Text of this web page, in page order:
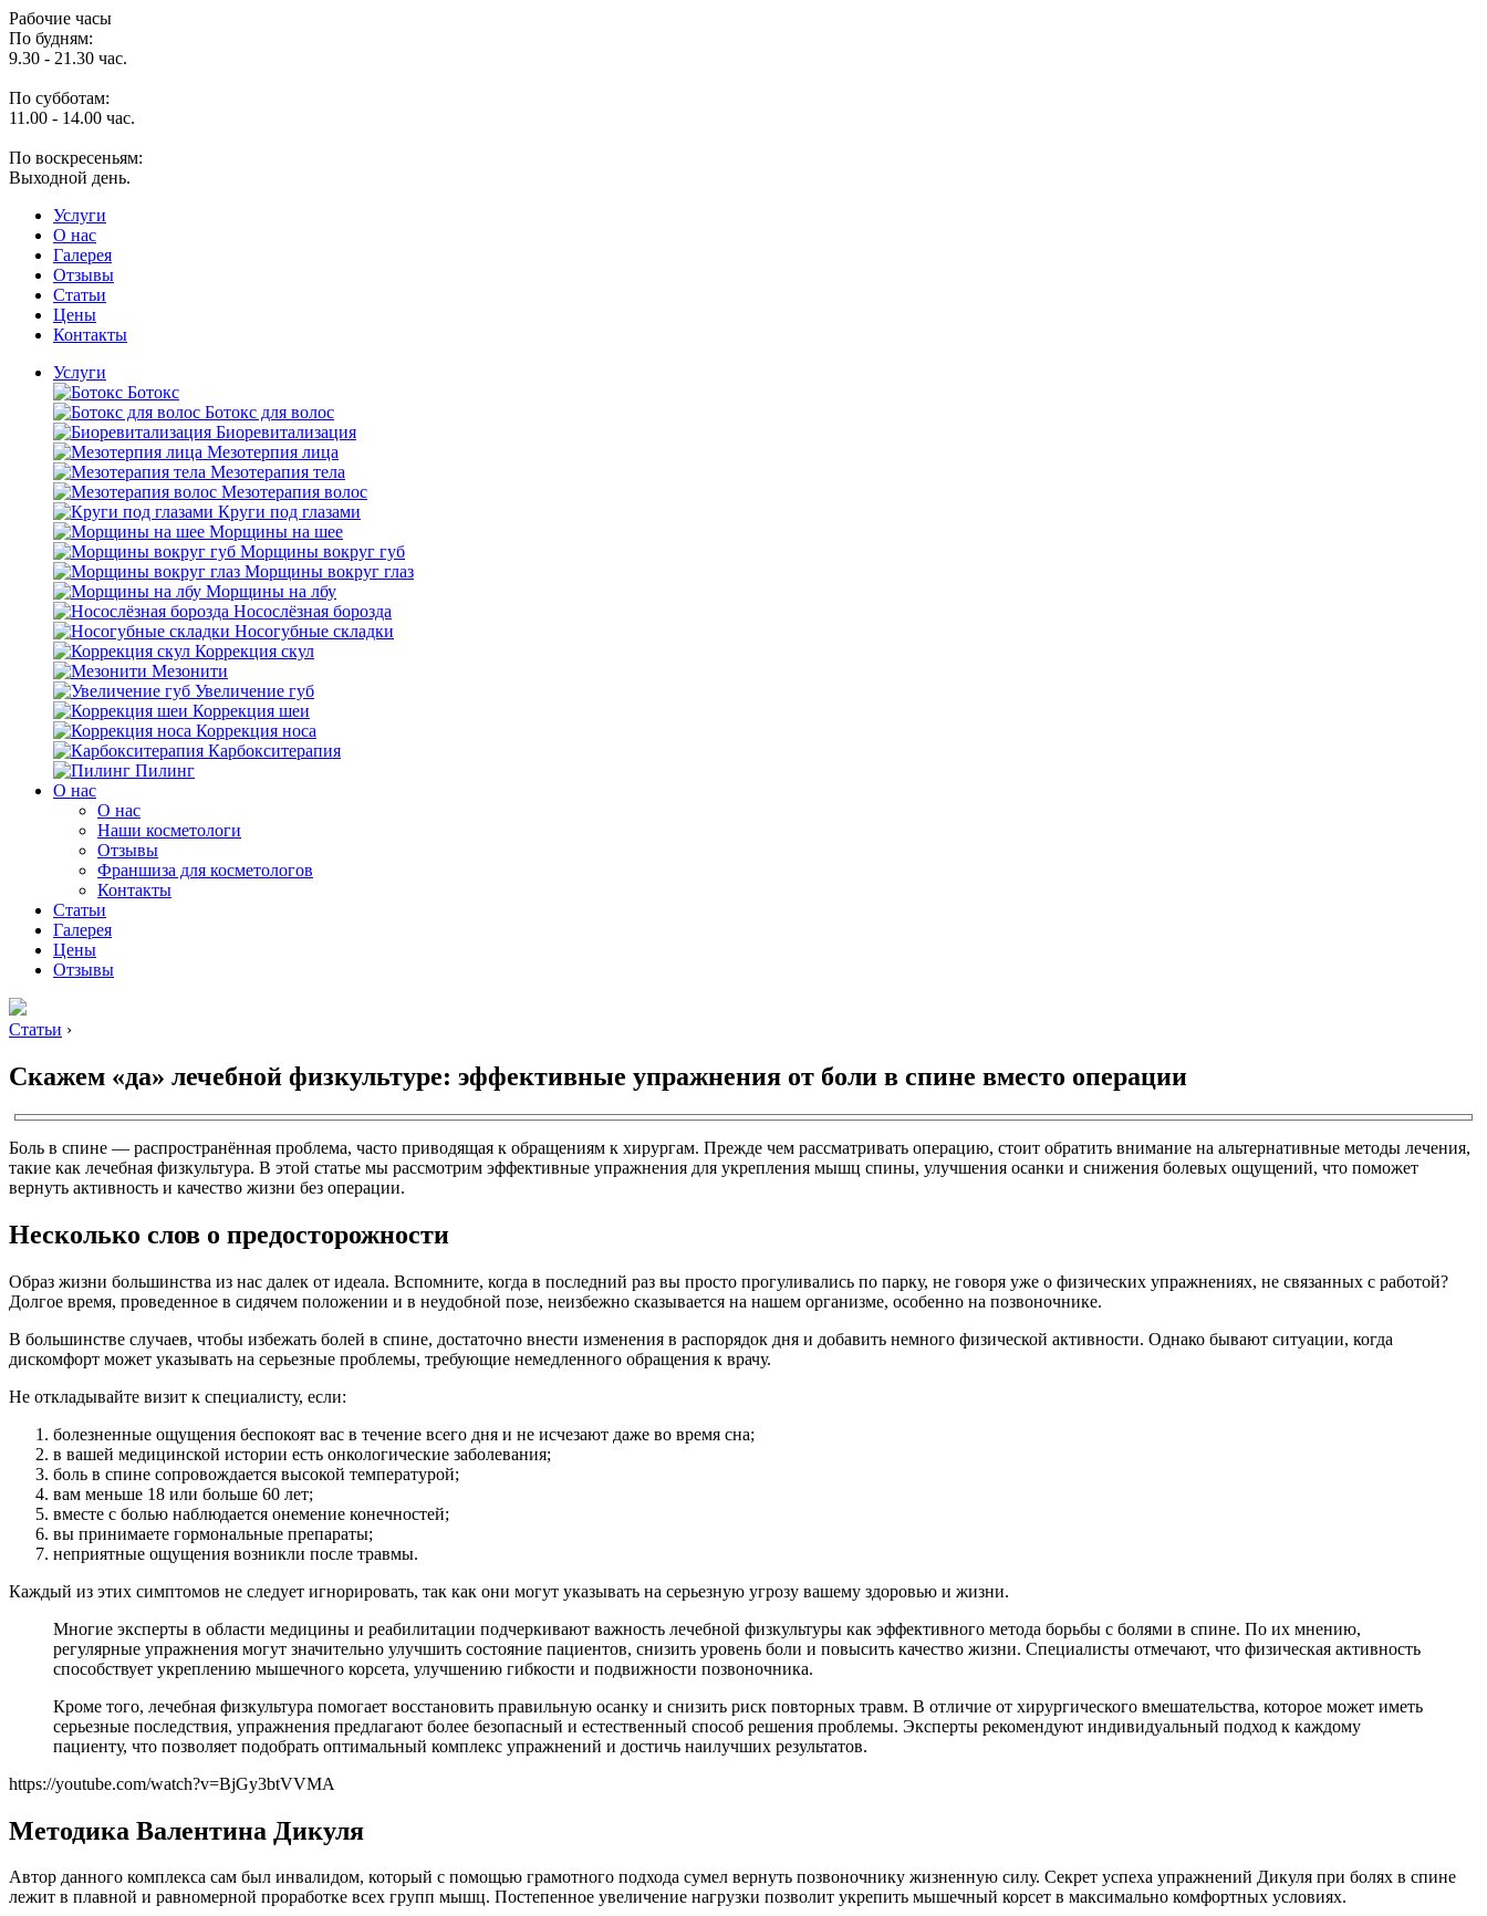
Рабочие часы
По будням:
9.30 - 21.30 час.
По субботам:
11.00 - 14.00 час.
По воскресеньям:
Выходной день.
Услуги
O нас
Галерея
Отзывы
Статьи
Цены
Контакты
Услуги
Ботокс
Ботокс для волос
Биоревитализация
Мезотерпия лица
Мезотерапия тела
Мезотерапия волос
Круги под глазами
Морщины на шее
Морщины вокруг губ
Морщины вокруг глаз
Морщины на лбу
Носослёзная борозда
Носогубные складки
Коррекция скул
Мезонити
Увеличение губ
Коррекция шеи
Коррекция носа
Карбокситерапия
Пилинг
O нас
O нас
Наши косметологи
Отзывы
Франшиза для косметологов
Контакты
Статьи
Галерея
Цены
Отзывы
Статьи ›
Скажем «да» лечебной физкультуре: эффективные упражнения от боли в спине вместо операции
Боль в спине — распространённая проблема, часто приводящая к обращениям к хирургам. Прежде чем рассматривать операцию, стоит обратить внимание на альтернативные методы лечения,
такие как лечебная физкультура. В этой статье мы рассмотрим эффективные упражнения для укрепления мышц спины, улучшения осанки и снижения болевых ощущений, что поможет
вернуть активность и качество жизни без операции.
Несколько слов о предосторожности
Образ жизни большинства из нас далек от идеала. Вспомните, когда в последний раз вы просто прогуливались по парку, не говоря уже о физических упражнениях, не связанных с работой?
Долгое время, проведенное в сидячем положении и в неудобной позе, неизбежно сказывается на нашем организме, особенно на позвоночнике.
В большинстве случаев, чтобы избежать болей в спине, достаточно внести изменения в распорядок дня и добавить немного физической активности. Однако бывают ситуации, когда
дискомфорт может указывать на серьезные проблемы, требующие немедленного обращения к врачу.
Не откладывайте визит к специалисту, если:
болезненные ощущения беспокоят вас в течение всего дня и не исчезают даже во время сна;
в вашей медицинской истории есть онкологические заболевания;
боль в спине сопровождается высокой температурой;
вам меньше 18 или больше 60 лет;
вместе с болью наблюдается онемение конечностей;
вы принимаете гормональные препараты;
неприятные ощущения возникли после травмы.
Каждый из этих симптомов не следует игнорировать, так как они могут указывать на серьезную угрозу вашему здоровью и жизни.
Многие эксперты в области медицины и реабилитации подчеркивают важность лечебной физкультуры как эффективного метода борьбы с болями в спине. По их мнению,
регулярные упражнения могут значительно улучшить состояние пациентов, снизить уровень боли и повысить качество жизни. Специалисты отмечают, что физическая активность
способствует укреплению мышечного корсета, улучшению гибкости и подвижности позвоночника.
Кроме того, лечебная физкультура помогает восстановить правильную осанку и снизить риск повторных травм. В отличие от хирургического вмешательства, которое может иметь
серьезные последствия, упражнения предлагают более безопасный и естественный способ решения проблемы. Эксперты рекомендуют индивидуальный подход к каждому
пациенту, что позволяет подобрать оптимальный комплекс упражнений и достичь наилучших результатов.
https://youtube.com/watch?v=BjGy3btVVMA
Методика Валентина Дикуля
Автор данного комплекса сам был инвалидом, который с помощью грамотного подхода сумел вернуть позвоночнику жизненную силу. Секрет успеха упражнений Дикуля при болях в спине
лежит в плавной и равномерной проработке всех групп мышц. Постепенное увеличение нагрузки позволит укрепить мышечный корсет в максимально комфортных условиях.